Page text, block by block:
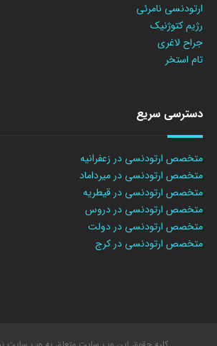
ارتودنسی نامرئی
رژیم کتوژنیک
جراح لاغری
تام استخر
دسترسی سریع
متخصص ارتودنسی در زعفرانیه
متخصص ارتودنسی در میرداماد
متخصص ارتودنسی در قیطریه
متخصص ارتودنسی در دروس
متخصص ارتودنسی در دولت
متخصص ارتودنسی در کرج